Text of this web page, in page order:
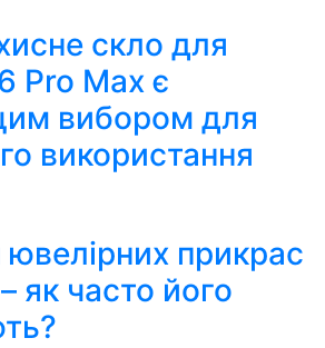
скло для
Pro Max є
вибором для
використання
прикрас
як часто його